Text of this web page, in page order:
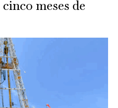
meses de